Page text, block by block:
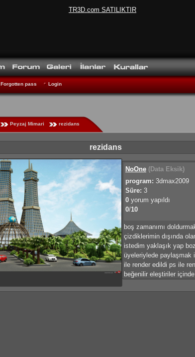
TR3D.com SATILIKTIR
Forgotten pass Login
Peyzaj Mimari rezidans
rezidans
NoOne (Data Eksik)
program: 3dmax2009
Süre: 3
0 yorum yapıldı
0/10
boş zamanımı
çizdiklerimin dışında
istedim yaklaşık yap
üyeleriylede paylaşmak
ile render edildi ps ile
beğenilir eleştiriler